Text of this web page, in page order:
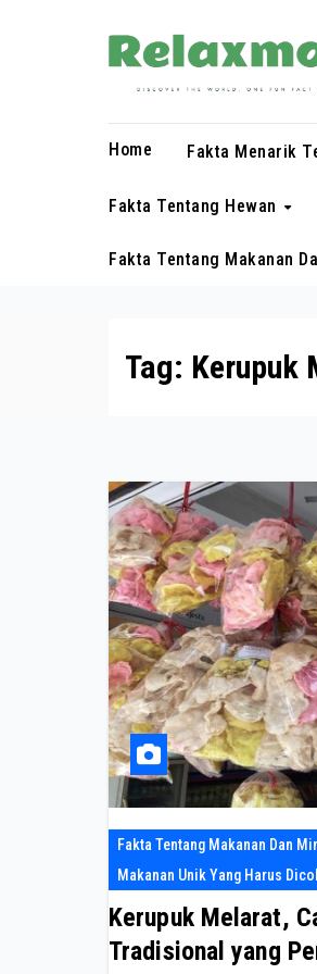
Home Fakta Menarik
Fakta Tentang Hewan
Fakta Tentang Makanan
Tag: Kerupuk
Fakta Tentang Makanan Dan
Makanan Unik Yang Harus
Kerupuk Melarat,
Tradisional yang